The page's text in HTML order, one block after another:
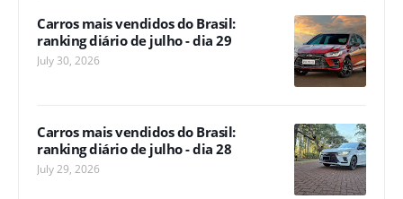
Carros mais vendidos do Brasil:
ranking diário de julho - dia 29
July 30, 2026
Carros mais vendidos do Brasil:
ranking diário de julho - dia 28
July 29, 2026